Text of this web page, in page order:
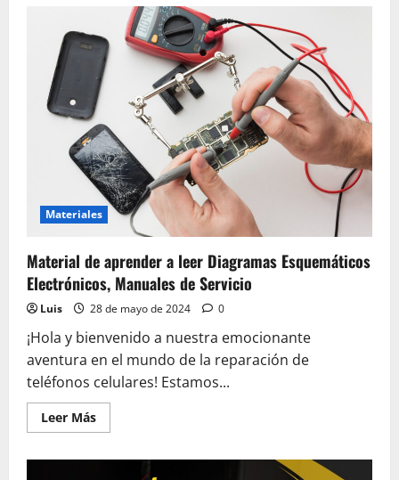
Curso
micro
soldadura
SMD
Materiales
Material de aprender a leer Diagramas Esquemáticos
Electrónicos, Manuales de Servicio
Luis 28 de mayo de 2024 0
¡Hola y bienvenido a nuestra emocionante
aventura en el mundo de la reparación de
teléfonos celulares! Estamos...
Leer MásLeer
más